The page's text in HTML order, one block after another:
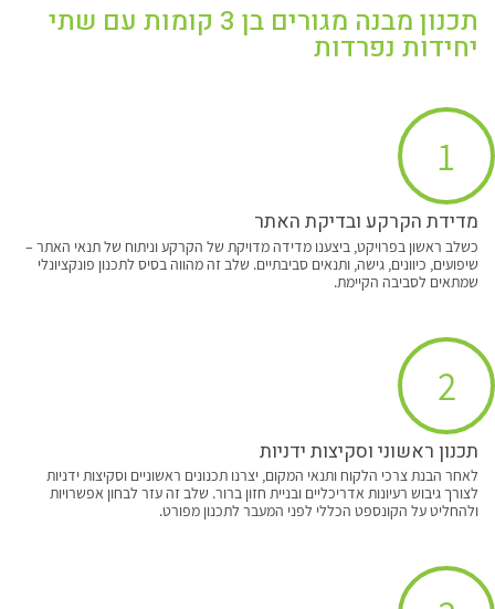
תכנון מבנה מגורים בן 3 קומות עם שתי
יחידות נפרדות
1
מדידת הקרקע ובדיקת האתר
כשלב ראשון בפרויקט, ביצענו מדידה מדויקת של הקרקע וניתוח של תנאי האתר –
שיפועים, כיוונים, גישה, ותנאים סביבתיים. שלב זה מהווה בסיס לתכנון פונקציונלי
שמתאים לסביבה הקיימת.
2
תכנון ראשוני וסקיצות ידניות
לאחר הבנת צרכי הלקוח ותנאי המקום, יצרנו תכנונים ראשוניים וסקיצות ידניות
לצורך גיבוש רעיונות אדריכליים ובניית חזון ברור. שלב זה עזר לבחון אפשרויות
ולהחליט על הקונספט הכללי לפני המעבר לתכנון מפורט.